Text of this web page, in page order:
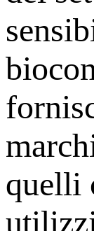
quelli